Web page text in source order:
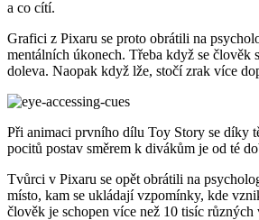
a co cítí.
Grafici z Pixaru se proto obrátili na
mentálních úkonech. Třeba když se
doleva. Naopak když lže, stočí zrak více
Při animaci prvního dílu Toy Story se díky
pocitů postav směrem k divákům je od té
Tvůrci v Pixaru se opět obrátili na
místo, kam se ukládají vzpomínky, kde
člověk je schopen více než 10 tisíc